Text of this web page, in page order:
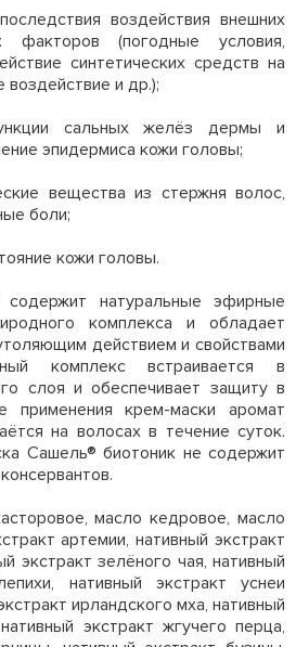
воздействия внешних
факторов (погодные условия,
синтетических средств на
и др.);
сальных желёз дермы и
эпидермиса кожи головы;
вещества из стержня волос,
боли;
кожи головы.
содержит натуральные эфирные
комплекса и обладает
действием и свойствами
комплекс встраивается в
слоя и обеспечивает защиту в
применения крем-маски аромат
на волосах в течение суток.
Сашель® биотоник не содержит
масло кедровое, масло
артемии, нативный экстракт
экстракт зелёного чая, нативный
нативный экстракт уснеи
ирландского мха, нативный
экстракт жгучего перца,